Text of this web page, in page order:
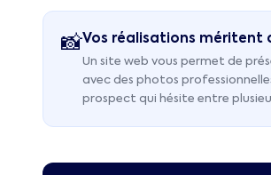
📸Vos réalisations méritent
Un site web vous permet de
avec des photos
prospect qui hésite entre